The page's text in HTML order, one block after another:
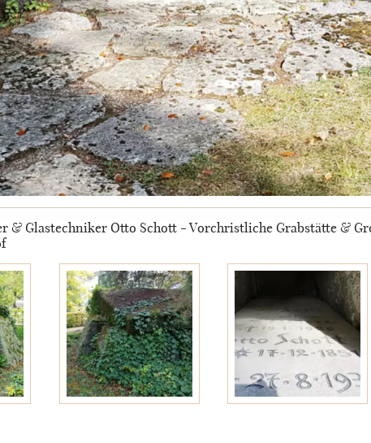
Glas
& Glastechniker Otto Schott - Vorchristliche Grabstätte &